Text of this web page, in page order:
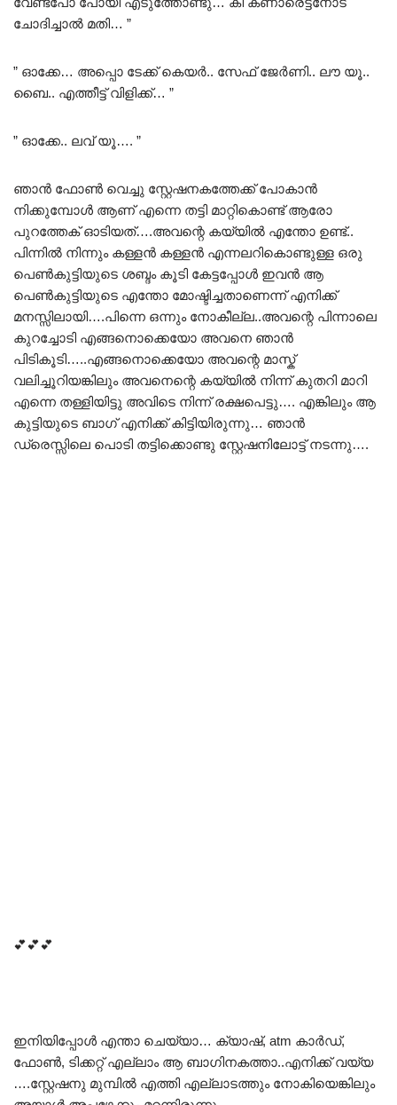
ചോദിച്ചാൽ മതി… ”
” ഓക്കേ… അപ്പൊ ടേക്ക് കെയർ.. സേഫ് ജേർണി.. ലൗ യൂ..
ബൈ.. എത്തീട്ട് വിളിക്ക്… ”
” ഓക്കേ.. ലവ് യൂ…. ”
ഞാൻ ഫോൺ വെച്ചു സ്റ്റേഷനകത്തേക്ക് പോകാൻ
നിക്കുമ്പോൾ ആണ് എന്നെ തട്ടി മാറ്റികൊണ്ട് ആരോ
പുറത്തേക് ഓടിയത്….അവന്റെ കയ്യിൽ എന്തോ ഉണ്ട്..
പിന്നിൽ നിന്നും കള്ളൻ കള്ളൻ എന്നലറികൊണ്ടുള്ള ഒരു
പെൺകുട്ടിയുടെ ശബ്ദം കൂടി കേട്ടപ്പോൾ ഇവൻ ആ
പെൺകുട്ടിയുടെ എന്തോ മോഷ്ടിച്ചതാണെന്ന് എനിക്ക്
മനസ്സിലായി….പിന്നെ ഒന്നും നോകീല്ല..അവന്റെ പിന്നാലെ
കുറച്ചോടി എങ്ങനൊക്കെയോ അവനെ ഞാൻ
പിടികൂടി…..എങ്ങനൊക്കെയോ അവന്റെ മാസ്ക്
വലിച്ചൂറിയങ്കിലും അവനെന്റെ കയ്യിൽ നിന്ന് കുതറി മാറി
എന്നെ തള്ളിയിട്ടു അവിടെ നിന്ന് രക്ഷപെട്ടു…. എങ്കിലും ആ
കുട്ടിയുടെ ബാഗ് എനിക്ക് കിട്ടിയിരുന്നു… ഞാൻ
ഡ്രെസ്സിലെ പൊടി തട്ടിക്കൊണ്ടു സ്റ്റേഷനിലോട്ട് നടന്നു….
💕💕💕
ഇനിയിപ്പോൾ എന്താ ചെയ്യാ… ക്യാഷ്, atm കാർഡ്,
ഫോൺ, ടിക്കറ്റ് എല്ലാം ആ ബാഗിനകത്താ..എനിക്ക് വയ്യ
….സ്റ്റേഷനു മുമ്പിൽ എത്തി എല്ലാടത്തും നോകിയെങ്കിലും